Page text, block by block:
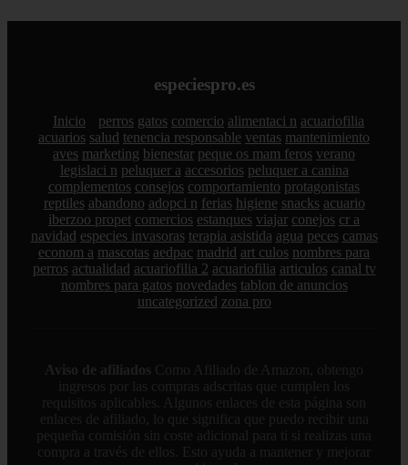
especiespro.es
Inicio perros gatos comercio alimentaci n acuariofilia
acuarios salud tenencia responsable ventas mantenimiento
aves marketing bienestar peque os mam feros verano
legislaci n peluquer a accesorios peluquer a canina
complementos consejos comportamiento protagonistas
reptiles abandono adopci n ferias higiene snacks acuario
iberzoo propet comercios estanques viajar conejos cr a
navidad especies invasoras terapia asistida agua peces camas
econom a mascotas aedpac madrid art culos nombres para
perros actualidad acuariofilia 2 acuariofilia articulos canal tv
nombres para gatos novedades tablon de anuncios
uncategorized zona pro
Aviso de afiliados Como Afiliado de Amazon, obtengo
ingresos por las compras adscritas que cumplen los
requisitos aplicables. Algunos enlaces de esta página son
enlaces de afiliado, lo que significa que puedo recibir una
pequeña comisión sin coste adicional para ti si realizas una
compra a través de ellos. Esto ayuda a mantener y mejorar